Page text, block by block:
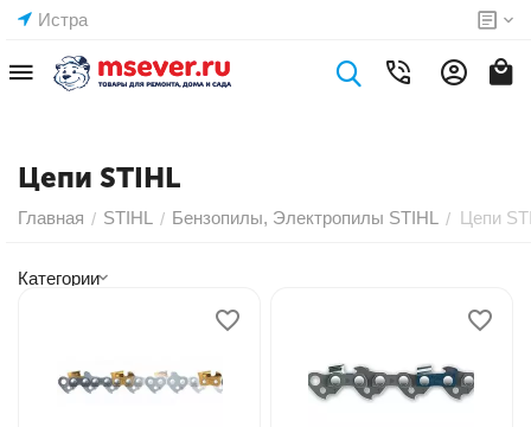
Истра
Цепи STIHL
Главная / STIHL / Бензопилы, Электропилы STIHL / Цепи
Категории